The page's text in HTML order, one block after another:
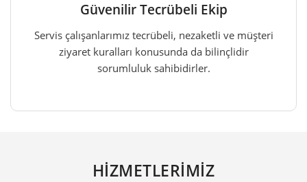
Güvenilir Tecrübeli Ekip
Servis çalışanlarımız tecrübeli, nezaketli ve müşteri
ziyaret kuralları konusunda da bilinçlidir
sorumluluk sahibidirler.
HİZMETLERİMİZ